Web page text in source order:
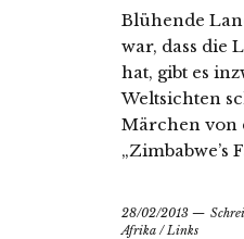
Blühende
war, dass die
hat, gibt es
Weltsichten
Märchen von
„Zimbabwe’s
28/02/2013
Afrika /Links